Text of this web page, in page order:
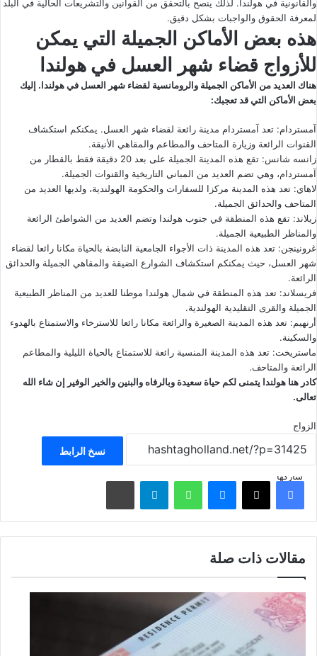
والقانونية في هولندا. لذلك ينصح بالتحقق من القوانين والتشريعات الحالية في البلد
لمعرفة الحقوق والواجبات بشكل دقيق.
هذه بعض الأماكن الجميلة التي يمكن
للأزواج قضاء شهر العسل في هولندا
هناك العديد من الأماكن الجميلة والرومانسية لقضاء شهر العسل في هولندا. إليك
بعض الأماكن التي قد تعجبك:
آمستردام: تعد آمستردام مدينة رائعة لقضاء شهر العسل. يمكنكم استكشاف
القنوات الرائعة وزيارة المتاحف والمطاعم والمقاهي الأنيقة.
زانسه شانس: تقع هذه المدينة الجميلة على بعد 20 دقيقة فقط بالقطار من
آمستردام، وهي تضم العديد من المباني التاريخية والقنوات الجميلة.
لاهاي: تعد هذه المدينة مركزا للسفارات والحكومة الهولندية، ولديها العديد من
المتاحف والحدائق الجميلة.
زيلاند: تقع هذه المنطقة في جنوب هولندا وتضم العديد من الشواطئ الرائعة
والمناظر الطبيعية الجميلة.
غرونينجن: تعد هذه المدينة ذات الأجواء الجامعية النابضة بالحياة مكانا رائعا لقضاء
شهر العسل، حيث يمكنكم استكشاف الشوارع الضيقة والمقاهي الجميلة والحدائق
الرائعة.
فريسلاند: تعد هذه المنطقة في شمال هولندا موطنا للعديد من المناظر الطبيعية
الجميلة والقرى التقليدية الهولندية.
أرنهيم: تعد هذه المدينة الصغيرة والرائعة مكانا رائعا للاسترخاء والاستمتاع بالهدوء
والسكينة.
ماستريخت: تعد هذه المدينة المنسية رائعة للاستمتاع بالحياة الليلية والمطاعم
الرائعة والمتاحف.
كادر هنا هولندا يتمنى لكم حياة سعيدة وبالرفاه والبنين والخير الوفير إن شاء الله
تعالى.
الزواج
نسخ الرابط
شاركهافيسبوك ‫X ماسنجر واتساب تيلقرام مشاركة عبر البريد
مقالات ذات صلة